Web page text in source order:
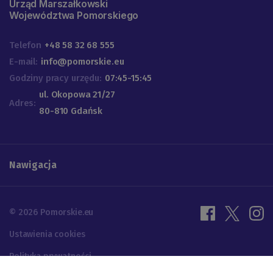
Urząd Marszałkowski
Województwa Pomorskiego
Telefon +48 58 32 68 555
E-mail: info@pomorskie.eu
Godziny pracy urzędu: 07:45-15:45
Adres:
ul. Okopowa 21/27
80-810 Gdańsk
Nawigacja
© 2026 Pomorskie.eu
Ustawienia cookies
Polityka prywatności